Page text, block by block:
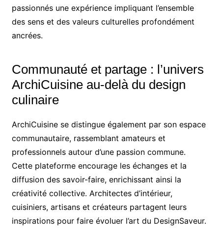
passionnés une expérience impliquant l’ensemble
des sens et des valeurs culturelles profondément
ancrées.
Communauté et partage : l’univers
ArchiCuisine au-delà du design
culinaire
ArchiCuisine se distingue également par son espace
communautaire, rassemblant amateurs et
professionnels autour d’une passion commune.
Cette plateforme encourage les échanges et la
diffusion des savoir-faire, enrichissant ainsi la
créativité collective. Architectes d’intérieur,
cuisiniers, artisans et créateurs partagent leurs
inspirations pour faire évoluer l’art du DesignSaveur.